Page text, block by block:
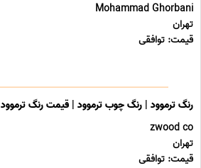
Mohammad Ghorbani
تهران
قیمت: توافقی
رنگ ترموود | رنگ چوب ترموود | قیمت رنگ ترموود
zwood co
تهران
قیمت: توافقی